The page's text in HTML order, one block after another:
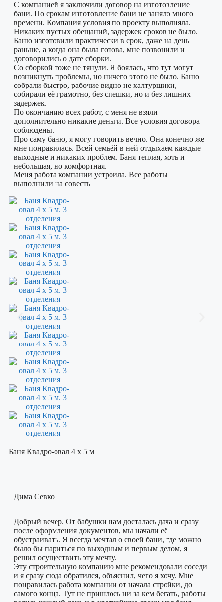
С компанией я заключили договор на изготовление
бани. По срокам изготовление бани не заняло много
времени. Компания условия по проекту выполняла.
Никаких пустых обещаний, задержек сроков не было.
Баню изготовили практически в срок, даже на день
раньше, а когда она была готова, мне позвонили и
договорились о дате сборки.
Со сборкой тоже не тянули. Я боялась, что тут могут
возникнуть проблемы, но ничего этого не было. Баню
собрали быстро, рабочие видно не халтурщики,
собирали её грамотно, без спешки, но и без лишних
задержек.
По окончанию всех работ, с меня не взяли
дополнительно никакие деньги. Все условия договора
соблюдены.
Про саму баню, я могу говорить вечно. Она конечно же
мне понравилась. Всей семьёй в ней отдыхаем каждые
выходные и никаких проблем. Баня теплая, хоть и
небольшая, но комфортная.
Меня работа компании устроила. Все работы
выполнили на совесть
Баня Квадро-овал 4 х 5 м
Дима Севко
Добрый вечер. От бабушки нам досталась дача и сразу
после оформления документов, мы начали её
обустраивать. Я всегда мечтал о своей бани, где можно
было бы париться по выходным и первым делом, я
решил осуществить эту мечту.
Эту строительную компанию мне рекомендовали соседи
и я сразу сюда обратился, объяснил, чего я хочу. Мне
понравилась работа компании от начала стройки, до
самого конца. Тут не пришлось ни за кем бегать, работы